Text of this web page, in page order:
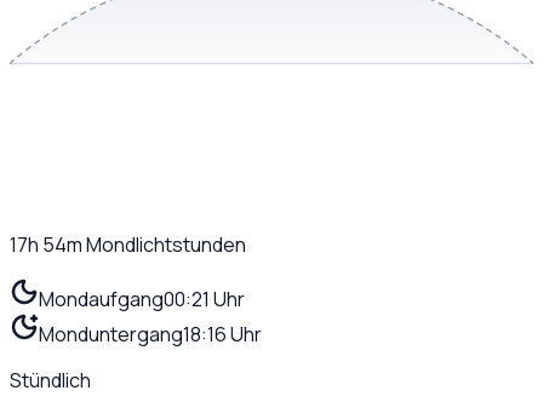
17h 54mMondlichtstunden
Mondaufgang00:21 Uhr
Monduntergang18:16 Uhr
Stündlich